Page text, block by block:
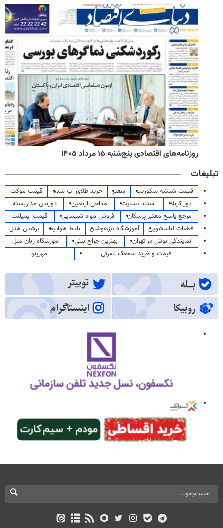
روزنامه‌های اقتصادی پنج‌شنبه ۱۵ مرداد ۱۴۰۵
تبلیغات
قیمت شیشه سکوریت سفیر خرید طلای آب شده
قیمت موکت
تور کربلا
استند تسلیت مداحی اربعین
دوربین مداربسته
مرجع پاسخ معتبر پزشکان
فروش مواد شیمیایی
قیمت ایمپلنت
قطعات لباسشویی
آموزشگاه تیزهوشان بلیط هواپیما
پرشین هتل
نمایندگی بوش در تهران
بهترین جراح بینی
آموزشگاه زبان ملل
قیمت و خرید سمعک نامرئی
مهرینو